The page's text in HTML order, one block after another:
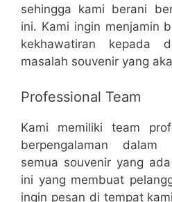
sehingga kami berani
ini. Kami ingin menjamin
kekhawatiran kepada
masalah souvenir yang
Professional Team
Kami memiliki team
berpengalaman dalam
semua souvenir yang
ini yang membuat
ingin pesan di tempat